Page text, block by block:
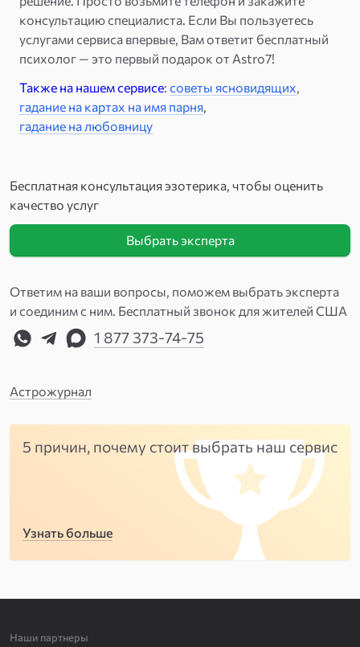
консультацию специалиста. Если Вы пользуетесь
услугами сервиса впервые, Вам ответит бесплатный
психолог — это первый подарок от Astro7!
Также на нашем сервисе: советы ясновидящих
гадание на картах на имя парня
гадание на любовницу
Бесплатная консультация эзотерика, чтобы оценить
качество услуг
Выбрать эксперта
Ответим на ваши вопросы, поможем выбрать эксперта
и соединим с ним. Бесплатный звонок для жителей США
1 877 373-74-75
Астрожурнал
5 причин, почему стоит выбрать наш сервис
Узнать больше
Наши партнеры